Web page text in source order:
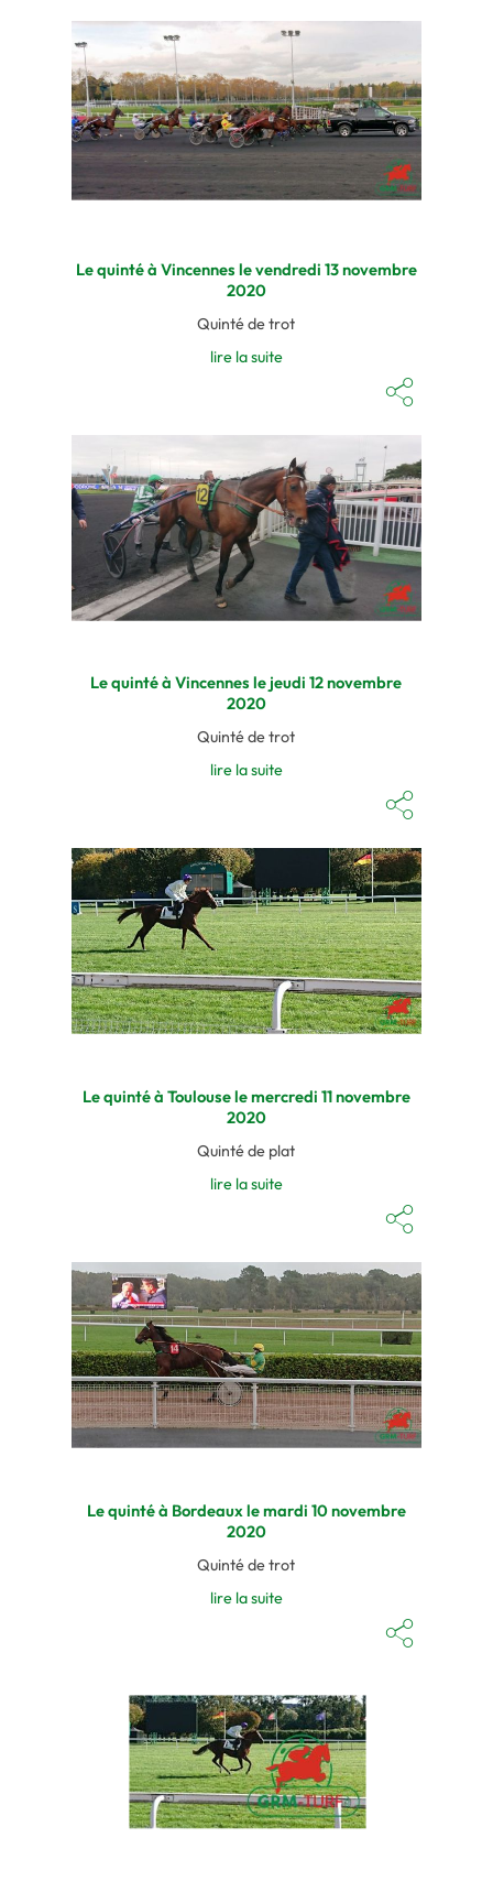
Le quinté à Vincennes le vendredi 13 novembre
2020
Quinté de trot
lire la suite
Le quinté à Vincennes le jeudi 12 novembre
2020
Quinté de trot
lire la suite
Le quinté à Toulouse le mercredi 11 novembre
2020
Quinté de plat
lire la suite
Le quinté à Bordeaux le mardi 10 novembre
2020
Quinté de trot
lire la suite